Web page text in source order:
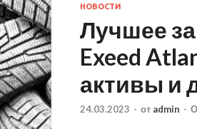
НОВОСТИ
Лучшее
Exeed
активы и
24.03.2023 - от admin -